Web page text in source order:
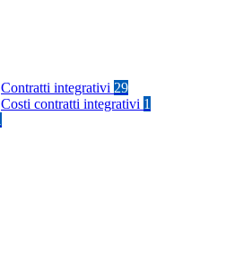
Contratti integrativi 29
Costi contratti integrativi 1